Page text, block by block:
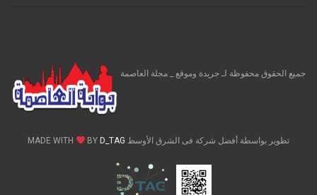
جميع الحقوق محفوظة لـ جريدة وموقع _ مجلة العاصمة
تطوير بواسطة أفضل شركة فى الشرق الأوسط MADE WITH BY D_TAG